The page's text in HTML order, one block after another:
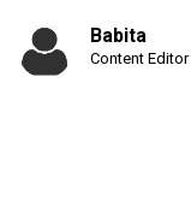
Babita
Content Editor